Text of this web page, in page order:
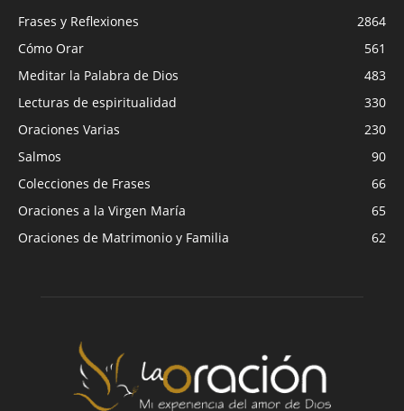
Frases y Reflexiones
2864
Cómo Orar
561
Meditar la Palabra de Dios
483
Lecturas de espiritualidad
330
Oraciones Varias
230
Salmos
90
Colecciones de Frases
66
Oraciones a la Virgen María
65
Oraciones de Matrimonio y Familia
62